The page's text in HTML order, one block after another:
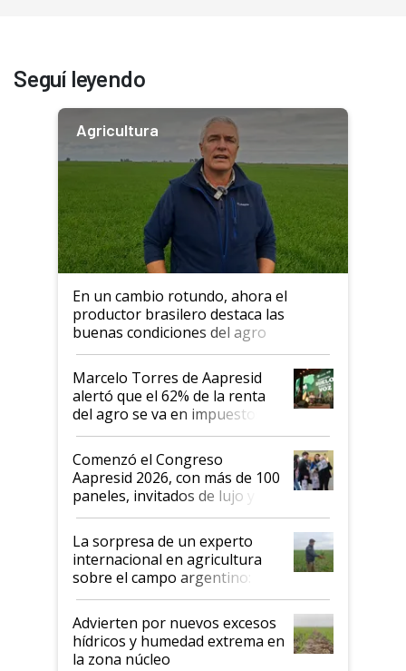
Seguí leyendo
Agricultura
En un cambio rotundo, ahora el
productor brasilero destaca las
buenas condiciones del agro
argentino para invertir: "Los veo
más motivados"
Marcelo Torres de Aapresid
alertó que el 62% de la renta
del agro se va en impuestos:
"No es bueno que en
Argentina se sigan discutiendo
las mismas cosas de hace 50
años"
Comenzó el Congreso
Aapresid 2026, con más de 100
paneles, invitados de lujo y
todas las tendencias
La sorpresa de un experto
internacional en agricultura
sobre el campo argentino:
"Estoy muy impresionado"
Advierten por nuevos excesos
hídricos y humedad extrema en
la zona núcleo